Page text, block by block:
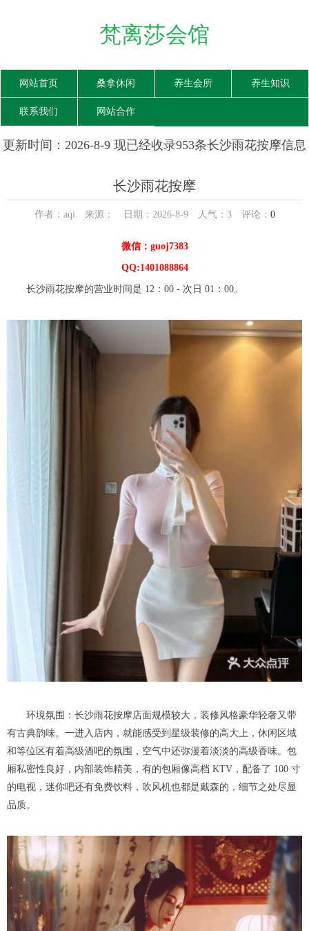
梵离莎会馆
网站首页 桑拿休闲 养生会所 养生知识
联系我们 网站合作
更新时间：2026-8-9 现已经收录953条长沙雨花按摩信息
长沙雨花按摩
作者：aqi 来源： 日期：2026-8-9 人气： 3评论： 0
微信：guoj7383
QQ:1401088864
长沙雨花按摩的营业时间是 12：00 - 次日 01：00。
环境氛围：长沙雨花按摩店面规模较大，装修风格豪华轻奢又带
有古典韵味。一进入店内，就能感受到星级装修的高大上，休闲区域
和等位区有着高级酒吧的氛围，空气中还弥漫着淡淡的高级香味。包
厢私密性良好，内部装饰精美，有的包厢像高档 KTV，配备了 100 寸
的电视，迷你吧还有免费饮料，吹风机也都是戴森的，细节之处尽显
品质。